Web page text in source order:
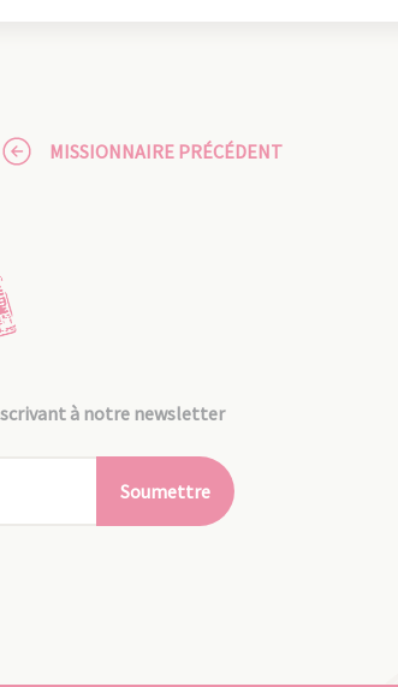
MISSIONNAIRE PRÉCÉDENT
à notre newsletter
Soumettre